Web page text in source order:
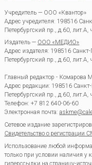
Учредитель — ООО «Квантор»
Адрес учредителя: 198516
Петербургский пр., д.60,
Издатель — ООО «МЕДИО»
Адрес издателя: 198516 Санкт-
Петербургский пр., д.60,
Главный редактор - Комарова
Адрес редакции: 198516
Петербургский пр., д.60,
Телефон: +7 812 640-06-60
Электронная почта:
Сетевое издание
Свидетельство о
Использование любой
только при условии наличия у
гиперссылки на страницу-